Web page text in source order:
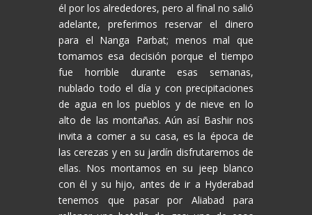
él por los alrededores, pero al final no salió
adelante, preferimos reservar el dinero
para el Nanga Parbat; menos mal que
tomamos esa decisión porque el tiempo
fue horrible durante esas semanas,
nublado todo el día y con precipitaciones
de agua en los pueblos y de nieve en lo
alto de las montañas. Aún así Bashir nos
invita a comer a su casa, es la época de
las cerezas y en su jardín disfrutaremos de
ellas. Nos montamos en su jeep blanco
con él y su hijo, antes de ir a Hyderabad
tenemos que pasar por Aliabad para